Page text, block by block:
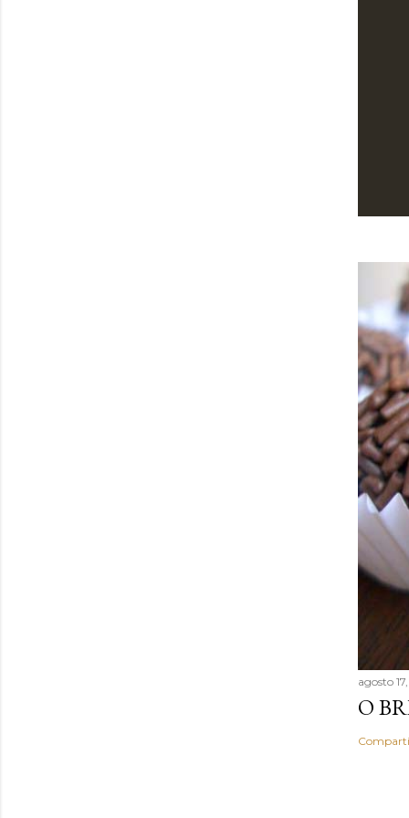
agosto
O